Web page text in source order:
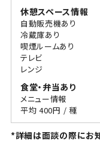
休憩スペース情報
自動販売機あり
冷蔵庫あり
喫煙ルームあり
テレビ
レンジ
食堂・弁当あり
メニュー情報
平均 400円 / 種
*詳細は面談の際にお